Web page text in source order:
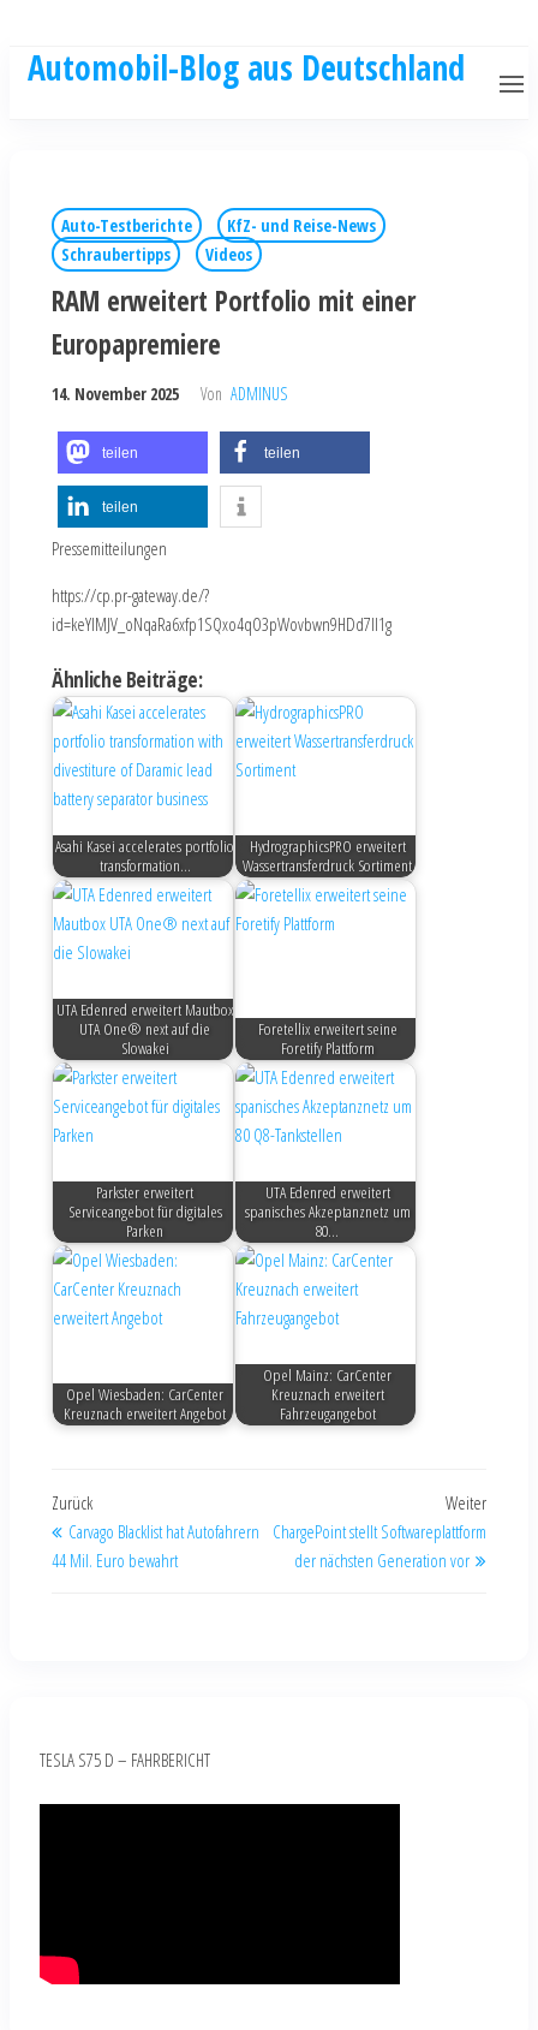
Automobil-Blog aus Deutschland
Auto-Testberichte
KfZ- und Reise-News
Schraubertipps
Videos
RAM erweitert Portfolio mit einer
Europapremiere
14. November 2025 Von ADMINUS
teilen teilen
teilen
Pressemitteilungen
https://cp.pr-gateway.de/?
id=keYlMJV_oNqaRa6xfp1SQxo4qO3pWovbwn9HDd7Il1g
Ähnliche Beiträge:
Asahi Kasei accelerates portfolio
transformation…
HydrographicsPRO erweitert
Wassertransferdruck Sortiment
UTA Edenred erweitert Mautbox
UTA One® next auf die
Slowakei
Foretellix erweitert seine
Foretify Plattform
Parkster erweitert
Serviceangebot für digitales
Parken
UTA Edenred erweitert
spanisches Akzeptanznetz um
80…
Opel Wiesbaden: CarCenter
Kreuznach erweitert Angebot
Opel Mainz: CarCenter
Kreuznach erweitert
Fahrzeugangebot
Zurück
Carvago Blacklist hat Autofahrern
44 Mil. Euro bewahrt
Weiter
ChargePoint stellt Softwareplattform
der nächsten Generation vor
TESLA S75 D – FAHRBERICHT